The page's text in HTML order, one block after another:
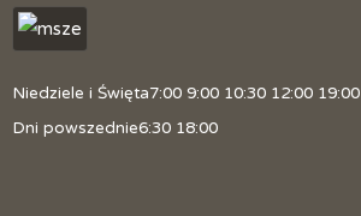
Niedziele i Święta7:00 9:00 10:30 12:00 19:00
Dni powszednie6:30 18:00